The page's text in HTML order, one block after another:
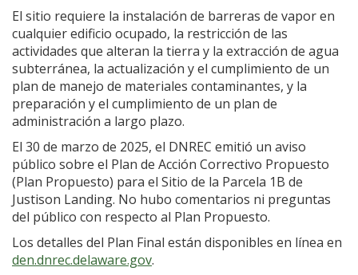
El sitio requiere la instalación de barreras de vapor en
cualquier edificio ocupado, la restricción de las
actividades que alteran la tierra y la extracción de agua
subterránea, la actualización y el cumplimiento de un
plan de manejo de materiales contaminantes, y la
preparación y el cumplimiento de un plan de
administración a largo plazo.
El 30 de marzo de 2025, el DNREC emitió un aviso
público sobre el Plan de Acción Correctivo Propuesto
(Plan Propuesto) para el Sitio de la Parcela 1B de
Justison Landing. No hubo comentarios ni preguntas
del público con respecto al Plan Propuesto.
Los detalles del Plan Final están disponibles en línea en
den.dnrec.delaware.gov.